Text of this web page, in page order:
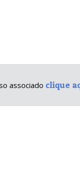
associado clique